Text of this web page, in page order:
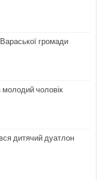
громади
молодий чоловік
дитячий дуатлон